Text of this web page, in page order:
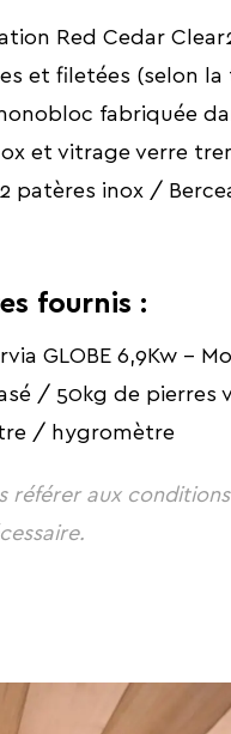
Red Cedar
et filetées (selon
fabriquée
et vitrage verre
patères inox /
fournis :
GLOBE 6,9Kw -
/ 50kg de pierres
/ hygromètre
référer aux